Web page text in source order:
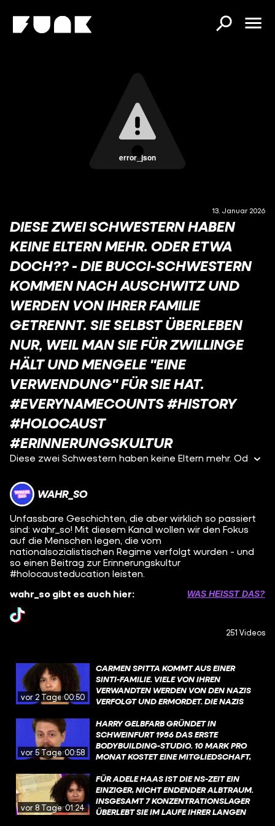
error_json
13. Januar 2026
DIESE ZWEI SCHWESTERN HABEN
KEINE ELTERN MEHR. ODER ETWA
DOCH?? - DIE BUCCI-SCHWESTERN
KOMMEN NACH AUSCHWITZ UND
WERDEN VON IHRER FAMILIE
GETRENNT. SIE SELBST ÜBERLEBEN
NUR, WEIL MAN SIE FÜR ZWILLINGE
HÄLT UND MENGELE "EINE
VERWENDUNG" FÜR SIE HAT.
#EVERYNAMECOUNTS #HISTORY
#HOLOCAUST
#ERINNERUNGSKULTUR
Diese zwei Schwestern haben keine Eltern mehr. Od
WAHR_SO
Unfassbare Geschichten, die aber wirklich so passiert
sind: wahr_so! Mit diesem Kanal wollen wir den Fokus
auf die Menschen legen, die vom
nationalsozialistischen Regime verfolgt wurden - und
so einen Beitrag zur Erinnerungskultur
#holocausteducation leisten.
wahr_so gibt es auch hier:
WAS HEISST DAS?
251 Videos
vor 2 Tagen00:50
CARMEN SPITTA KOMMT AUS EINER
SINTI-FAMILIE. VIELE VON IHREN
VERWANDTEN WERDEN VON DEN NAZIS
VERFOLGT UND ERMORDET. DIE NAZIS
ROMA. DER HINTERGRUND DER
VERFOLGUNG IST SO: ES GAB DEN
NATIONALSOZIALISTISCHEN WAHN
EINER "RASSISCHEN REINHEIT" UND DER
„VOLKS- UND REICHSFEINDE“, DIE KEINEN
PLATZ IN DER SOGENANNTEN
„VOLKSGEMEINSCHAFT“ HABEN.
vor 5 Tagen00:58
HARRY GELBFARB GRÜNDET IN
SCHWEINFURT 1956 DAS ERSTE
BODYBUILDING-STUDIO. 10 MARK PRO
MONAT KOSTET EINE MITGLIEDSCHAFT,
10 PROZENT EINES DAMALIGEN
LEHRLINGSGEHALTS. FINANZIELL LÄUFTS
TROTZ SEINER IDEE NICHT RICHTIG RUND
FÜR HARRY. ABER: 1961 KANN ER
vor 8 Tagen01:24
FÜR ADELE HAAS IST DIE NS-ZEIT EIN
EINZIGER, NICHT ENDENDER ALBTRAUM.
INSGESAMT 7 KONZENTRATIONSLAGER
ÜBERLEBT SIE IM LAUFE IHRER LANGEN